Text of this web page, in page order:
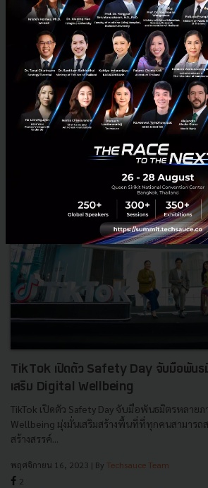
Longevity-เทคโนโลยี
BITKUB SUMMIT 2025 มหกรรมความรู้แห่งปีที่มี
เจาะลึก 3 ธีมหลักแห่งอนาคต 'Financial
และ 'Digital Literacy' (AI) จาก 90 วิทยาก...
ตุลาคม 28, 2025 | ByTechsauce Team
PR News AI Event Crypto Health
TikTok เปิดตัว Safety Day จับมือพันธ
เสริม Digital Wellbeing
TikTok เปิดตัว Safety Day จับมือพันธมิตรหลายภ
Wellbeing มุ่งมั่นเสริมสร้างพื้นที่ที่ทุกคนสามารถ
สร้างสรรค์...
พฤศจิกายน 16, 2023 | By Techsauce Team
2